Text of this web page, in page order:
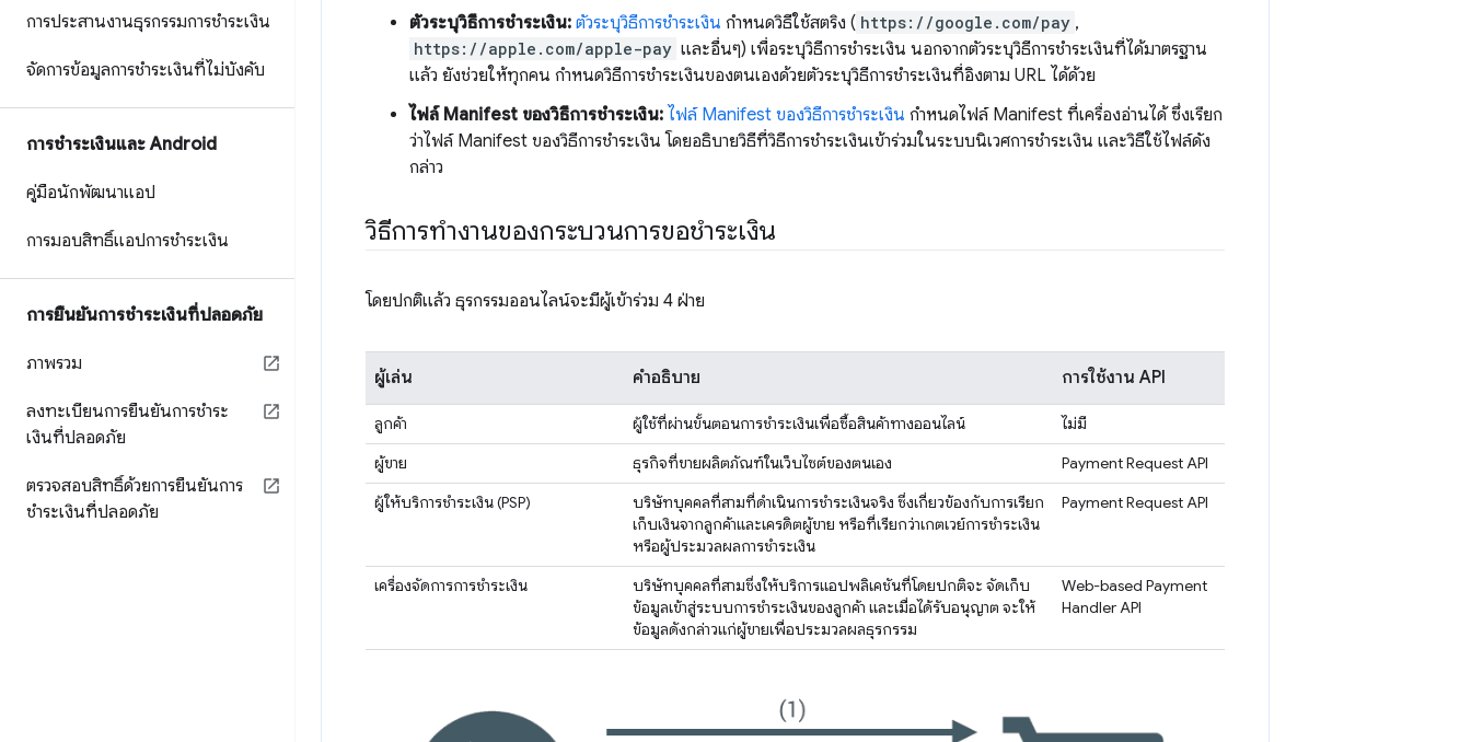
การประสานงานธุรกรรมการชำระเงิน
จัดการข้อมูลการชำระเงินที่ไม่บังคับ
การชำระเงินและ Android
คู่มือนักพัฒนาแอป
การมอบสิทธิ์แอปการชำระเงิน
การยืนยันการชำระเงินที่ปลอดภัย
ภาพรวม
ลงทะเบียนการยืนยันการชำระ
เงินที่ปลอดภัย
ตรวจสอบสิทธิ์ด้วยการยืนยันการ
ชำระเงินที่ปลอดภัย
ตัวระบุวิธีการชำระเงิน: ตัวระบุวิธีการชำระเงิน กำหนดวิธีใช้สตริง ( https://google.com/pay ,
https://apple.com/apple-pay และอื่นๆ) เพื่อระบุวิธีการชำระเงิน นอกจากตัวระบุวิธีการชำระเงินที่ได้มาตรฐาน
แล้ว ยังช่วยให้ทุกคน กำหนดวิธีการชำระเงินของตนเองด้วยตัวระบุวิธีการชำระเงินที่อิงตาม URL ได้ด้วย
ไฟล์ Manifest ของวิธีการชำระเงิน: ไฟล์ Manifest ของวิธีการชำระเงิน กำหนดไฟล์ Manifest ที่เครื่องอ่านได้ ซึ่งเรียก
ว่าไฟล์ Manifest ของวิธีการชำระเงิน โดยอธิบายวิธีที่วิธีการชำระเงินเข้าร่วมในระบบนิเวศการชำระเงิน และวิธีใช้ไฟล์ดัง
กล่าว
วิธีการทำงานของกระบวนการขอชำระเงิน
โดยปกติแล้ว ธุรกรรมออนไลน์จะมีผู้เข้าร่วม 4 ฝ่าย
ผู้เล่น คำอธิบาย การใช้งาน API
ลูกค้า ผู้ใช้ที่ผ่านขั้นตอนการชำระเงินเพื่อซื้อสินค้าทางออนไลน์
ไม่มี
ผู้ขาย
ธุรกิจที่ขายผลิตภัณฑ์ในเว็บไซต์ของตนเอง
Payment Request API
ผู้ให้บริการชำระเงิน (PSP)
บริษัทบุคคลที่สามที่ดำเนินการชำระเงินจริง ซึ่งเกี่ยวข้องกับการเรียก
เก็บเงินจากลูกค้าและเครดิตผู้ขาย หรือที่เรียกว่าเกตเวย์การชำระเงิน
หรือผู้ประมวลผลการชำระเงิน
Payment Request API
เครื่องจัดการการชำระเงิน
บริษัทบุคคลที่สามซึ่งให้บริการแอปพลิเคชันที่โดยปกติจะ จัดเก็บ
ข้อมูลเข้าสู่ระบบการชำระเงินของลูกค้า และเมื่อได้รับอนุญาต จะให้
ข้อมูลดังกล่าวแก่ผู้ขายเพื่อประมวลผลธุรกรรม
Web-based Payment
Handler API